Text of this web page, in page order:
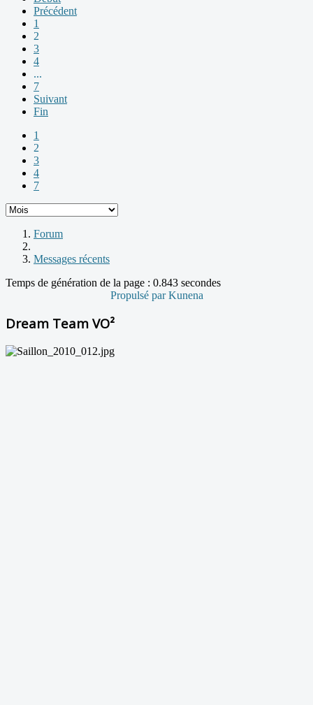
Précédent
1
2
3
4
...
7
Suivant
Fin
1
2
3
4
7
Forum
Messages récents
Temps de génération de la page : 0.843 secondes
Propulsé parKunena
Dream Team VO²